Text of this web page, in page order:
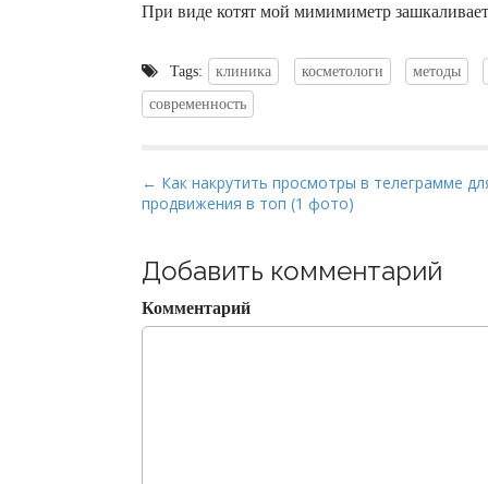
При виде котят мой мимимиметр
Tags: клиника косметологи
методы
современность
P
o
t
n
a
← Как накрутить просмотры в телеграмме
продвижения в топ (1 фото)
Добавить комментарий
Комментарий